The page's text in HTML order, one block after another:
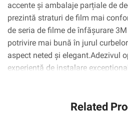
accente și ambalaje parțiale de
prezintă straturi de film mai
de seria de filme de înfășurare
potrivire mai bună în jurul
aspect neted și elegant.Adezivul
experiență de instalare
inițiale pentru o repoziționare
Related